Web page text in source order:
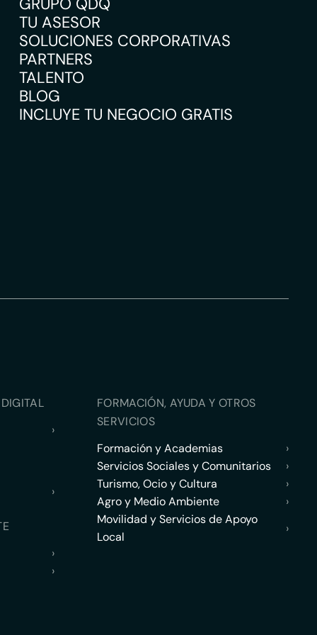
TU ASESOR
SOLUCIONES CORPORATIVAS
PARTNERS
TALENTO
BLOG
INCLUYE TU NEGOCIO GRATIS
›
›
›
›
FORMACIÓN, AYUDA Y OTROS
SERVICIOS
Formación y Academias
›
Servicios Sociales y Comunitarios
›
Turismo, Ocio y Cultura
›
Agro y Medio Ambiente
›
Movilidad y Servicios de Apoyo
Local
›